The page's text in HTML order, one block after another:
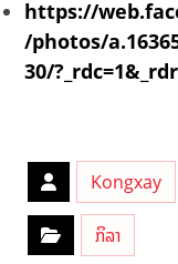
https://
/photos/
30/?_rdc=1&_rdr
Kongxay
ກິລາ